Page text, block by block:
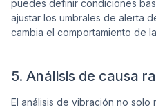
puedes definir condiciones
ajustar los umbrales de alerta
cambia el comportamiento de
5. Análisis de causa
El análisis de vibración no solo